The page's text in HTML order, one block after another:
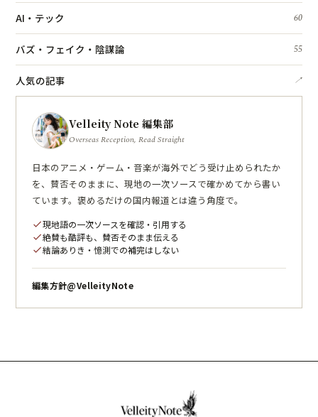
AI・テック 60
バズ・フェイク・陰謀論 55
人気の記事 ↗
Velleity Note 編集部
Overseas Reception, Read Straight
日本のアニメ・ゲーム・音楽が海外でどう受け止められたか
を、賛否そのままに、現地の一次ソースで確かめてから書い
ています。褒めるだけの国内報道とは違う角度で。
check現地語の一次ソースを確認・引用する
check絶賛も酷評も、賛否そのまま伝える
check結論ありき・憶測での補完はしない
編集方針@VelleityNote